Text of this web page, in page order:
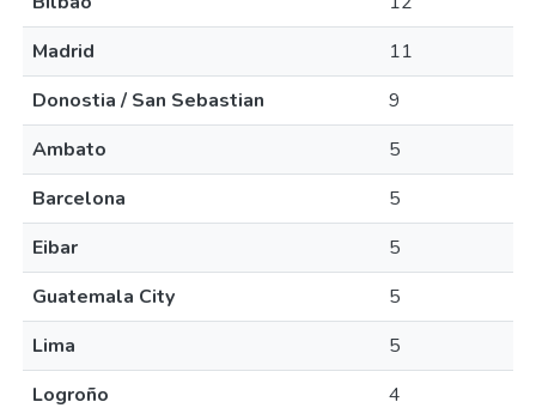
Madrid
11
Donostia / San Sebastian
9
Ambato
5
Barcelona
5
Eibar
5
Guatemala City
5
Lima
5
Logroño
4